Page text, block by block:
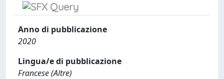
Anno di pubblicazione
2020
Lingua/e di pubblicazione
Francese (Altre)